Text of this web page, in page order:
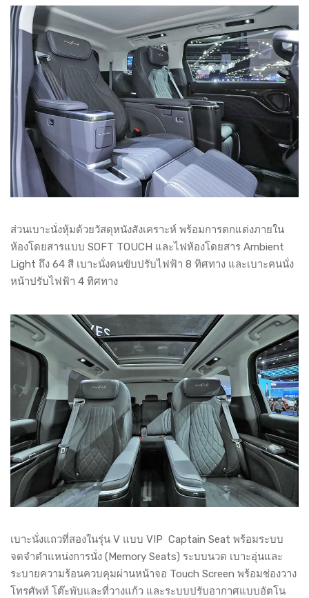
ส่วนเบาะนั่งหุ้มด้วยวัสดุหนังสังเคราะห์ พร้อมการตกแต่งภายใน
ห้องโดยสารแบบ SOFT TOUCH และไฟห้องโดยสาร Ambient
Light ถึง 64 สี เบาะนั่งคนขับปรับไฟฟ้า 8 ทิศทาง และเบาะคนนั่ง
หน้าปรับไฟฟ้า 4 ทิศทาง
เบาะนั่งแถวที่สองในรุ่น V แบบ VIP Captain Seat พร้อมระบบ
จดจำตำแหน่งการนั่ง (Memory Seats) ระบบนวด เบาะอุ่นและ
ระบายความร้อนควบคุมผ่านหน้าจอ Touch Screen พร้อมช่องวาง
โทรศัพท์ โต๊ะพับและที่วางแก้ว และระบบปรับอากาศแบบอัตโน